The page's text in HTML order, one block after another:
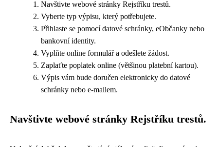
Navštivte webové stránky Rejstříku trestů.
Vyberte typ výpisu, který potřebujete.
Přihlaste se pomocí datové schránky, eObčanky nebo
bankovní identity.
Vyplňte online formulář a odešlete žádost.
Zaplaťte poplatek online (většinou platební kartou).
Výpis vám bude doručen elektronicky do datové
schránky nebo e-mailem.
Navštivte webové stránky Rejstříku trestů.